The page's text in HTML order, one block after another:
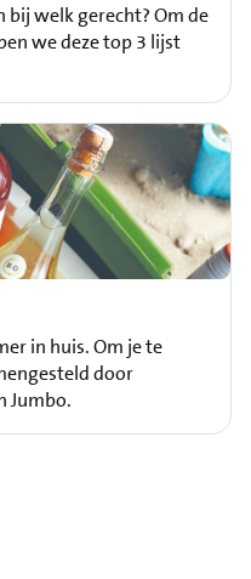
welk gerecht? Om de
we deze top 3 lijst
in huis. Om je te
door
Jumbo.